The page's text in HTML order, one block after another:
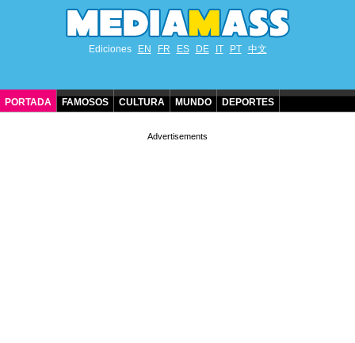
Ediciones EN FR ES DE IT PT 中文
PORTADA FAMOSOS CULTURA MUNDO DEPORTES